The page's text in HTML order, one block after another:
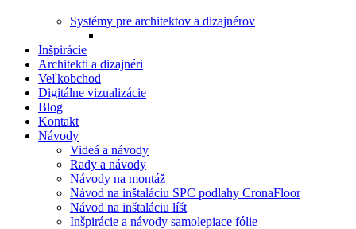
Systémy pre architektov a dizajnérov
Inšpirácie
Architekti a dizajnéri
Veľkobchod
Digitálne vizualizácie
Blog
Kontakt
Návody
Videá a návody
Rady a návody
Návody na montáž
Návod na inštaláciu SPC podlahy CronaFloor
Návod na inštaláciu líšt
Inšpirácie a návody samolepiace fólie